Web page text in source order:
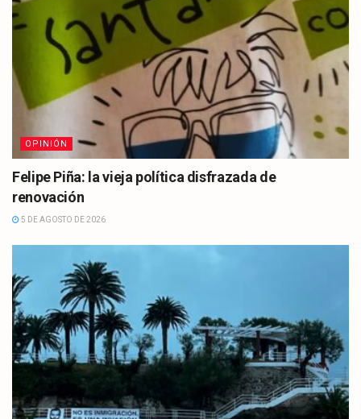
OPINIÓN
Felipe Piña: la vieja política disfrazada de
renovación
5 DE AGOSTO DE 2026